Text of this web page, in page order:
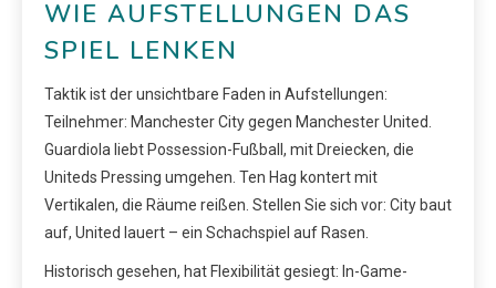
WIE AUFSTELLUNGEN DAS
SPIEL LENKEN
Taktik ist der unsichtbare Faden in Aufstellungen:
Teilnehmer: Manchester City gegen Manchester United.
Guardiola liebt Possession-Fußball, mit Dreiecken, die
Uniteds Pressing umgehen. Ten Hag kontert mit
Vertikalen, die Räume reißen. Stellen Sie sich vor: City baut
auf, United lauert – ein Schachspiel auf Rasen.
Historisch gesehen, hat Flexibilität gesiegt: In-Game-